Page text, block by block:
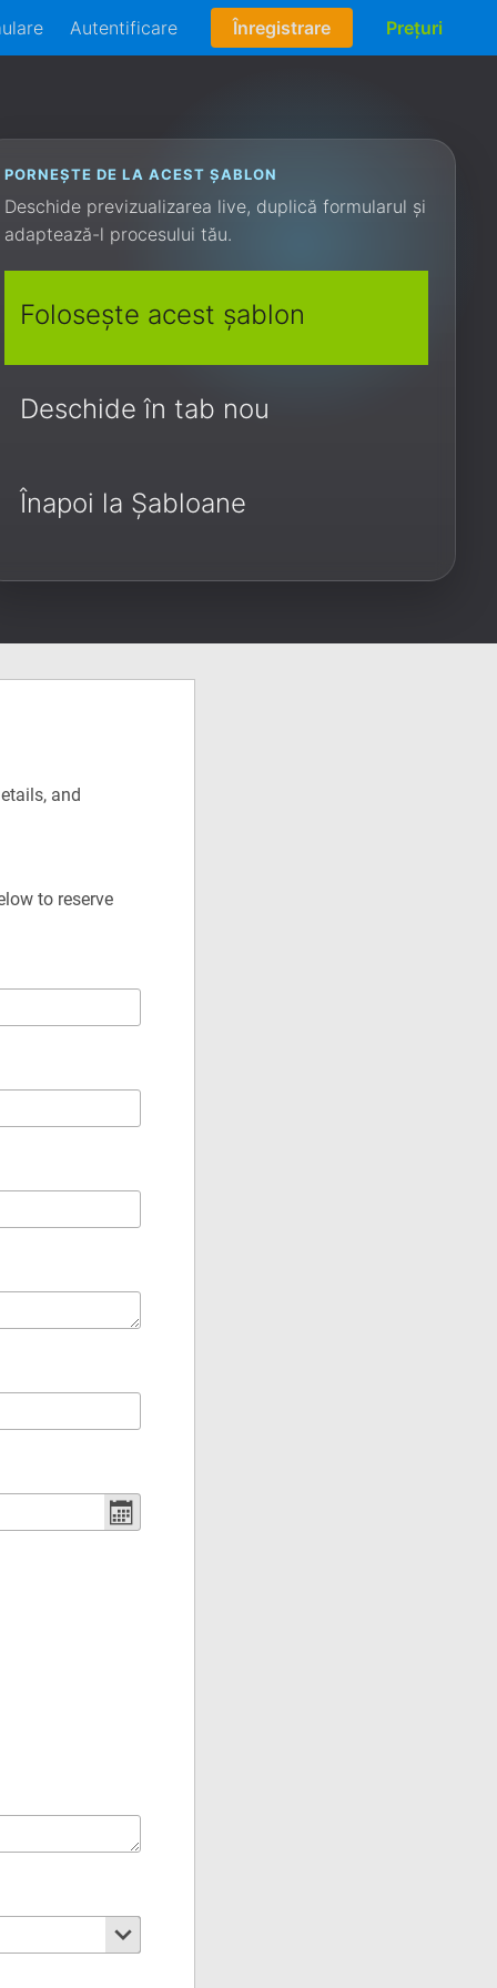
Autentificare Înregistrare Prețuri
PORNEȘTE DE LA ACEST ȘABLON
Deschide previzualizarea live, duplică formularul și
adaptează-l procesului tău.
Folosește acest șablon
Deschide în tab nou
Înapoi la Șabloane